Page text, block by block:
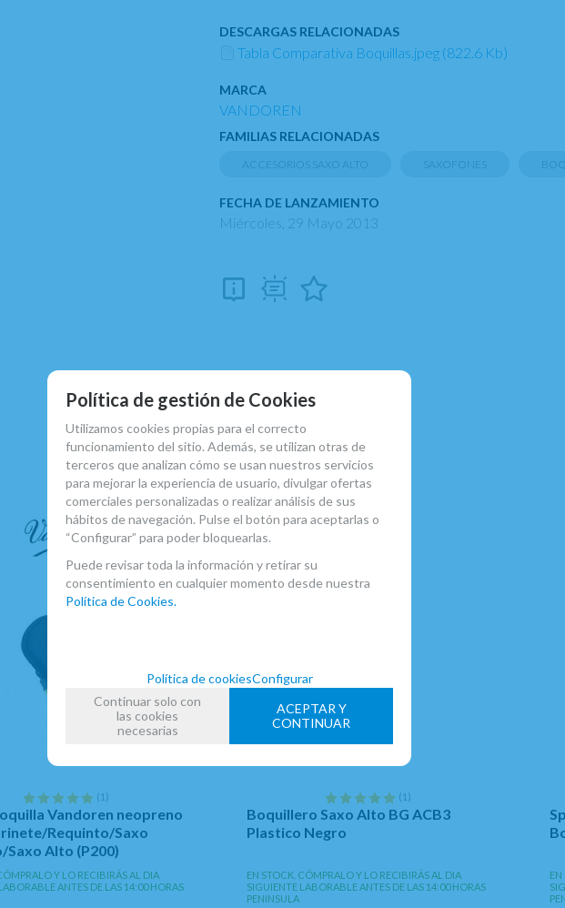
DESCARGAS RELACIONADAS
Tabla Comparativa Boquillas.jpeg (822.6 Kb)
MARCA
VANDOREN
FAMILIAS RELACIONADAS
ACCESORIOS SAXO ALTO SAXOFONES
FECHA DE LANZAMIENTO
Miércoles, 29 Mayo 2013
RELACIONADOS
(1)
Vandoren neopreno
Requinto/Saxo
Saxo Alto (P200)
Y LO RECIBIRÁS AL DIA
ANTES DE LAS 14:00 HORAS
(1)
Boquillero Saxo Alto BG ACB3
Plastico Negro
EN STOCK. CÓMPRALO Y LO RECIBIRÁS AL DIA
SIGUIENTE LABORABLE ANTES DE LAS 14:00 HORAS
PENINSULA
Política de gestión de Cookies
Utilizamos cookies propias para el correcto
funcionamiento del sitio. Además, se utilizan otras de
terceros que analizan cómo se usan nuestros servicios
para mejorar la experiencia de usuario, divulgar ofertas
comerciales personalizadas o realizar análisis de sus
hábitos de navegación. Pulse el botón para aceptarlas o
“Configurar” para poder bloquearlas.
Puede revisar toda la información y retirar su
consentimiento en cualquier momento desde nuestra
Política de Cookies.
Política de cookiesConfigurar
Continuar solo con
las cookies
necesarias
ACEPTAR Y
CONTINUAR